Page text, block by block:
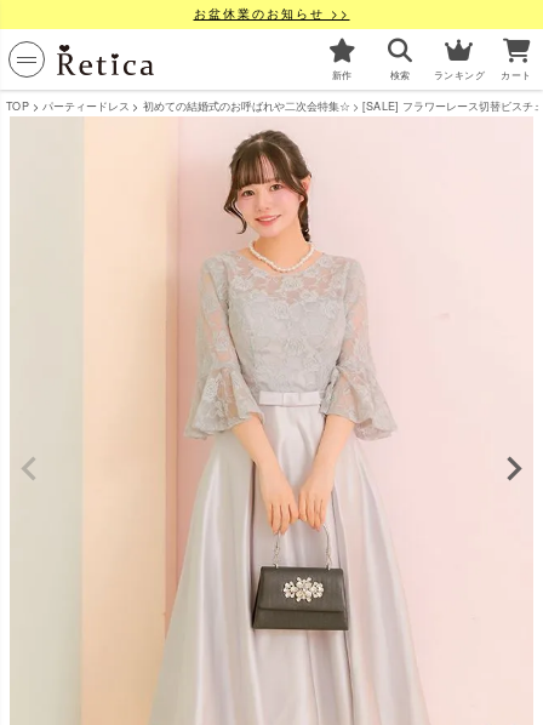
お盆休業のお知らせ >>
新作 検索 ランキング カート
TOP パーティードレス 初めての結婚式のお呼ばれや二次会特集☆ [SALE] フラワーレース切替ビスチ